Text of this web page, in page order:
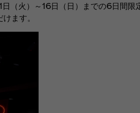
（火）～16日（日）までの6日間限
ます。